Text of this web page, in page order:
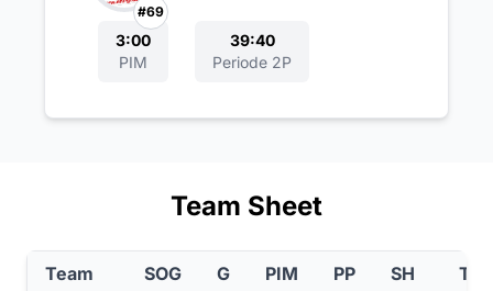
#69
3:00
PIM
39:40
Periode 2P
Team Sheet
Team SOG G PIM PP SH TIL